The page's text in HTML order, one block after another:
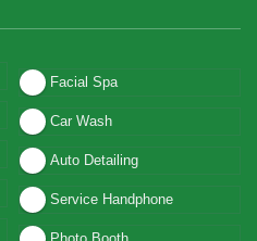
Facial Spa
Car Wash
Auto Detailing
Service Handphone